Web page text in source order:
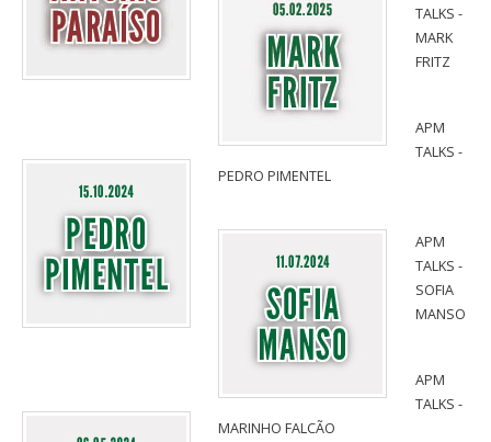
TALKS -
MARK
FRITZ
APM
TALKS -
PEDRO PIMENTEL
APM
TALKS -
SOFIA
MANSO
APM
TALKS -
MARINHO FALCÃO